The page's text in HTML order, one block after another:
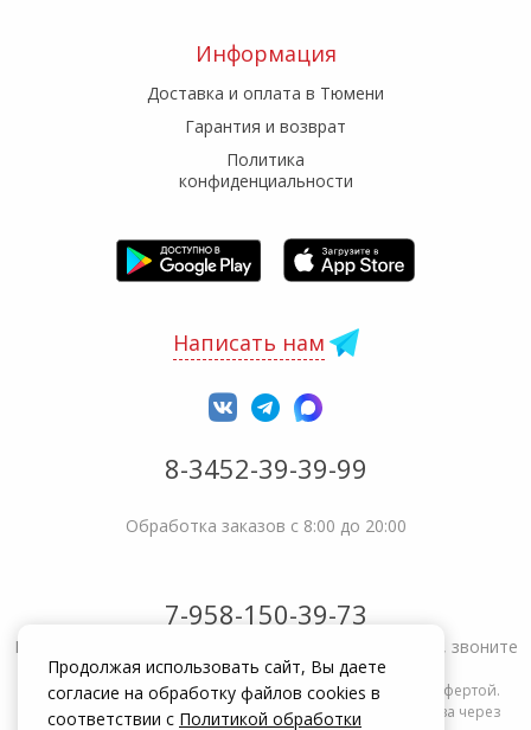
Информация
Доставка и оплата в Тюмени
Гарантия и возврат
Политика
конфиденциальности
Написать нам
8-3452-39-39-99
Обработка заказов с 8:00 до 20:00
7-958-150-39-73
Не получается решить вопрос или возникла жалоба, звоните
Информация на сайте zakrepi.ru не является публичной офертой.
Указанные цены действуют только при оформлении заказа через
Продолжая использовать сайт, Вы даете
согласие на обработку файлов cookies в
соответствии с Политикой обработки